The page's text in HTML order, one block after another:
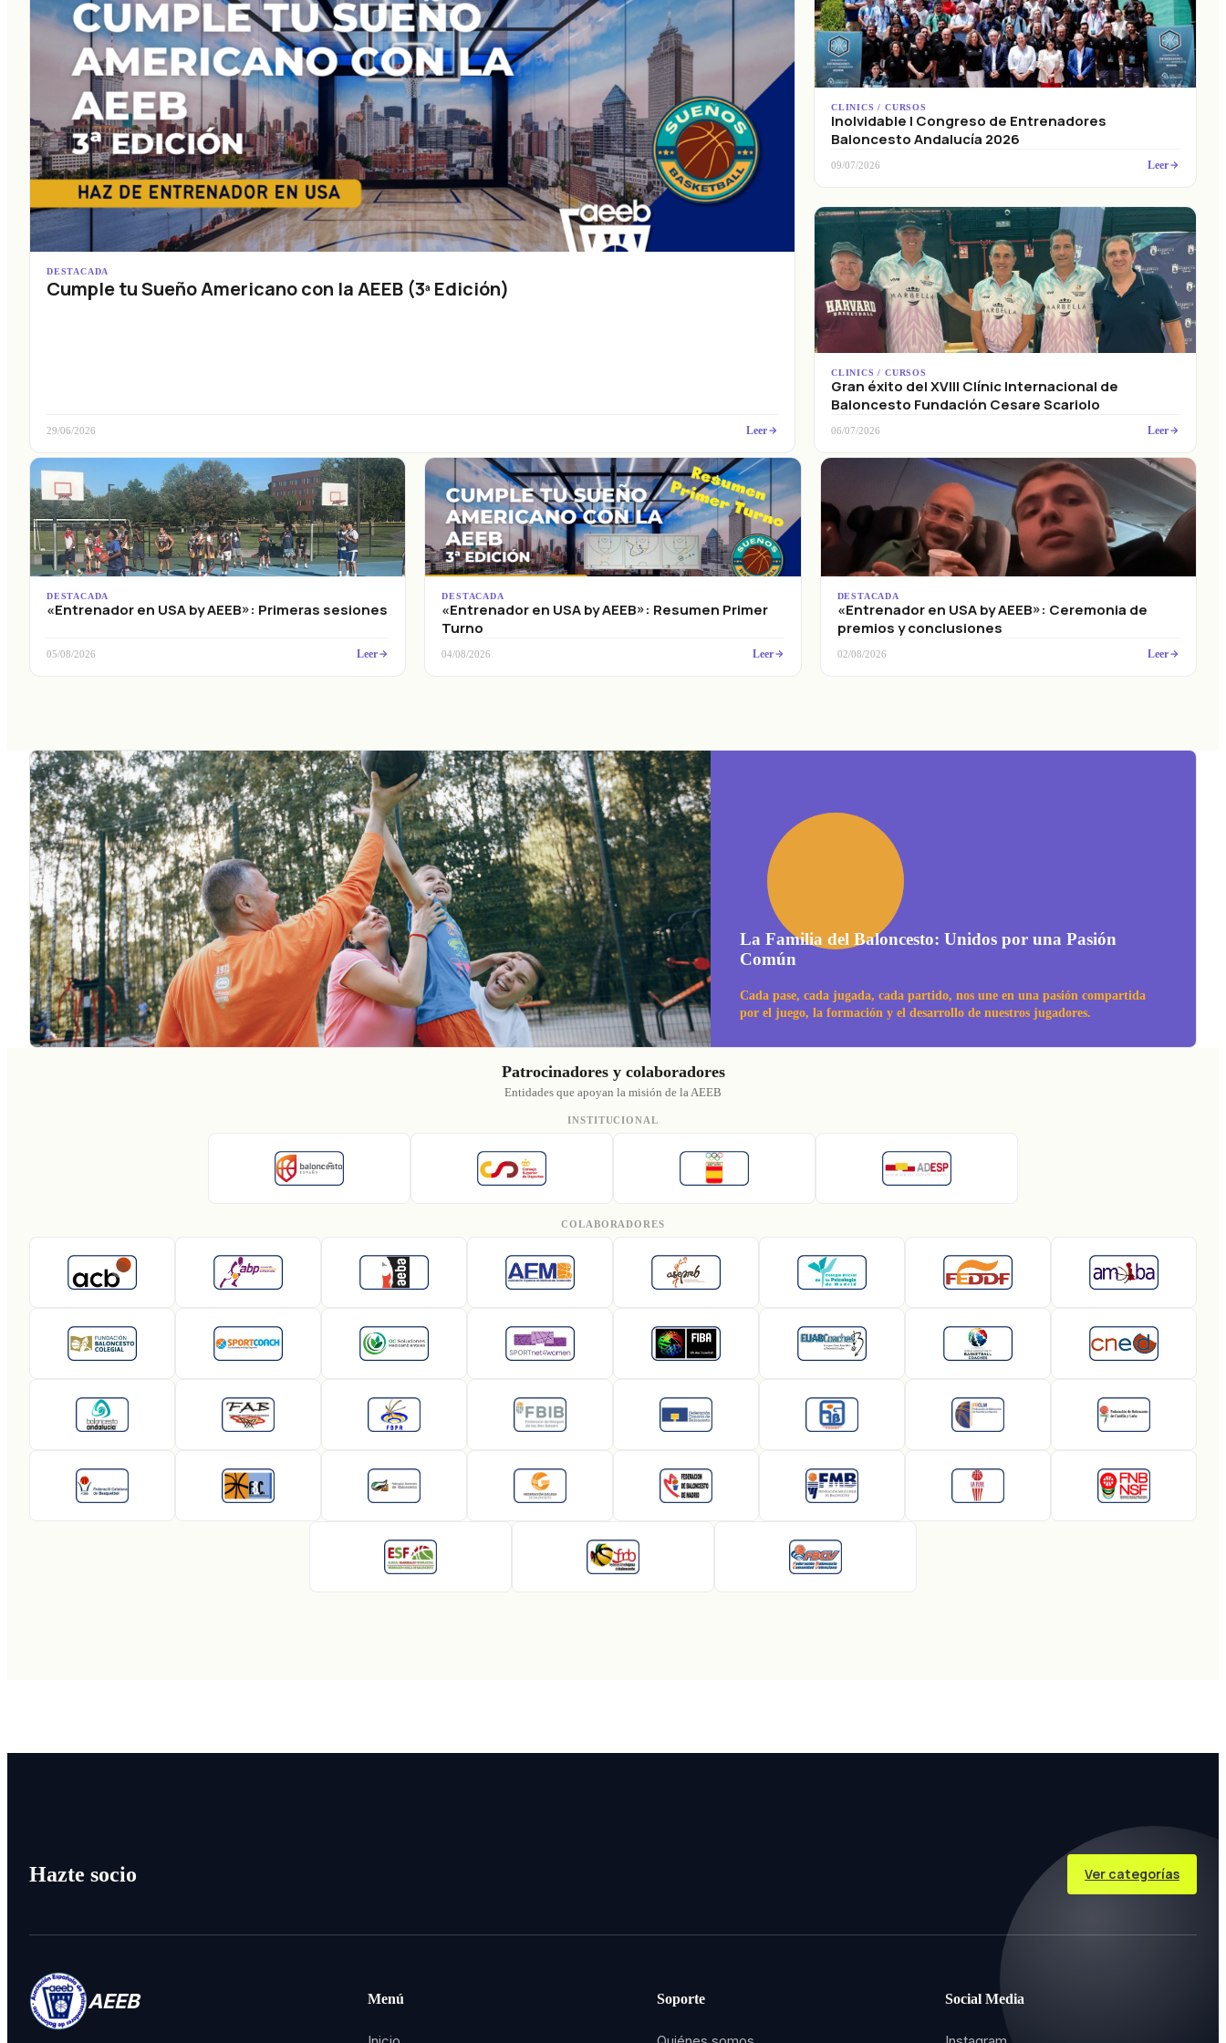
DESTACADA
Cumple tu Sueño Americano con la AEEB (3ª Edición)
29/06/2026 Leer
CLINICS / CURSOS
Inolvidable I Congreso de Entrenadores
Baloncesto Andalucía 2026
09/07/2026 Leer
CLINICS / CURSOS
Gran éxito del XVIII Clínic Internacional de
Baloncesto Fundación Cesare Scariolo
06/07/2026 Leer
DESTACADA
«Entrenador en USA by AEEB»: Primeras sesiones
05/08/2026 Leer
DESTACADA
«Entrenador en USA by AEEB»: Resumen Primer
Turno
04/08/2026 Leer
DESTACADA
«Entrenador en USA by AEEB»: Ceremonia de
premios y conclusiones
02/08/2026 Leer
La Familia del Baloncesto: Unidos por una Pasión
Común
Cada pase, cada jugada, cada partido, nos une en una pasión compartida
por el juego, la formación y el desarrollo de nuestros jugadores.
Patrocinadores y colaboradores
Entidades que apoyan la misión de la AEEB
INSTITUCIONAL
COLABORADORES
Hazte socio Ver categorías
AEEB Menú Soporte Social Media